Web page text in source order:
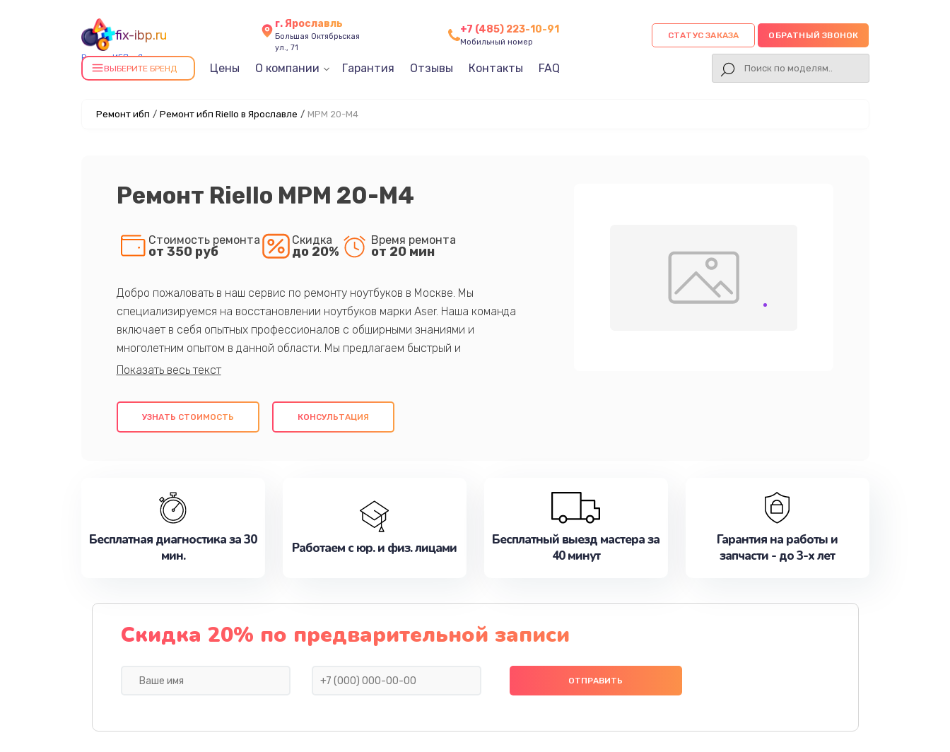
fix-ibp.ru
Ремонт ИБП в Ярославле
г. Ярославль
Большая Октябрьская
ул., 71
+7 (485) 223-10-91
Мобильный номер
СТАТУС ЗАКАЗА ОБРАТНЫЙ ЗВОНОК
ВЫБЕРИТЕ БРЕНД Цены О компании Гарантия Отзывы Контакты FAQ
Ремонт ибп / Ремонт ибп Riello в Ярославле / MPM 20-M4
Ремонт Riello MPM 20-M4
Стоимость ремонта
от 350 руб
Скидка
до 20%
Время ремонта
от 20 мин
Добро пожаловать в наш сервис по ремонту ноутбуков в Москве. Мы
специализируемся на восстановлении ноутбуков марки Aser. Наша команда
включает в себя опытных профессионалов с обширными знаниями и
многолетним опытом в данной области. Мы предлагаем быстрый и
качественный ремонт с использованием оригинальных компонентов, а также
клиентам надежное и профессиональное обслуживание, удовлетворяя их
потребности наилучшим образом. Не медлите записаться на ремонт уже
УЗНАТЬ СТОИМОСТЬ КОНСУЛЬТАЦИЯ
Бесплатная диагностика за 30
мин.
Работаем с юр. и физ. лицами
Бесплатный выезд мастера за
40 минут
Гарантия на работы и
запчасти - до 3-х лет
Скидка 20% по предварительной записи